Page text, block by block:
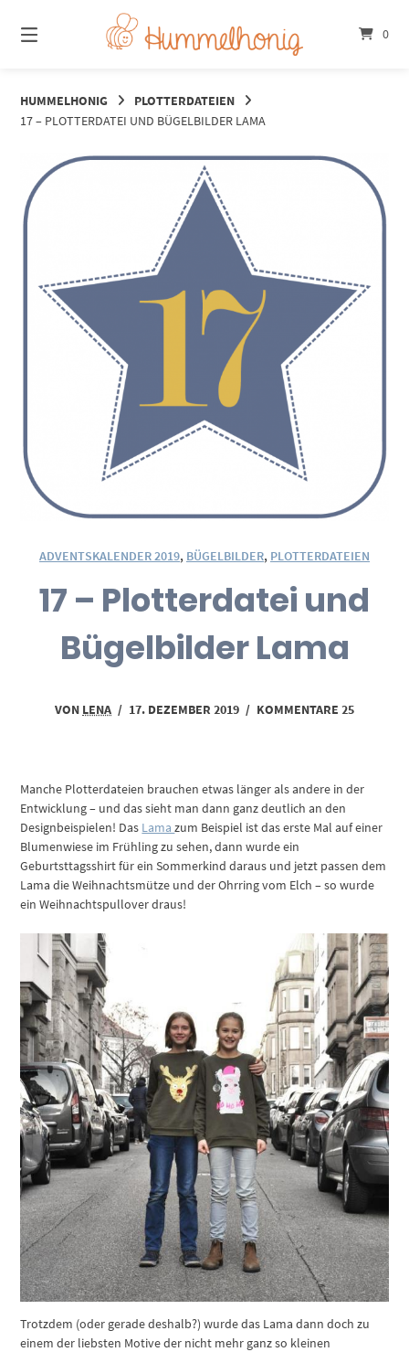
zum
Inhalt
0
HUMMELHONIG
PLOTTERDATEIEN
17 – PLOTTERDATEI UND BÜGELBILDER LAMA
ADVENTSKALENDER 2019, BÜGELBILDER, PLOTTERDATEIEN
17 – Plotterdatei und
Bügelbilder Lama
VON LENA / 17. DEZEMBER 2019 / KOMMENTARE 25
Manche Plotterdateien brauchen etwas länger als andere in der
Entwicklung – und das sieht man dann ganz deutlich an den
Designbeispielen! Das Lamazum Beispiel ist das erste Mal auf einer
Blumenwiese im Frühling zu sehen, dann wurde ein
Geburtsttagsshirt für ein Sommerkind daraus und jetzt passen dem
Lama die Weihnachtsmütze und der Ohrring vom Elch – so wurde
ein Weihnachtspullover draus!
Trotzdem (oder gerade deshalb?) wurde das Lama dann doch zu
einem der liebsten Motive der nicht mehr ganz so kleinen